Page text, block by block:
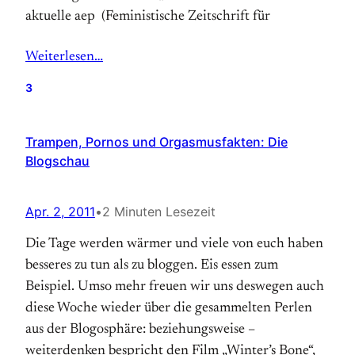
aktuelle aep (Feministische Zeitschrift für
Weiterlesen…
3
Trampen, Pornos und Orgasmusfakten: Die
Blogschau
Apr. 2, 2011•2 Minuten Lesezeit
Die Tage werden wärmer und viele von euch haben
besseres zu tun als zu bloggen. Eis essen zum
Beispiel. Umso mehr freuen wir uns deswegen auch
diese Woche wieder über die gesammelten Perlen
aus der Blogosphäre: beziehungsweise –
weiterdenken bespricht den Film „Winter’s Bone“,